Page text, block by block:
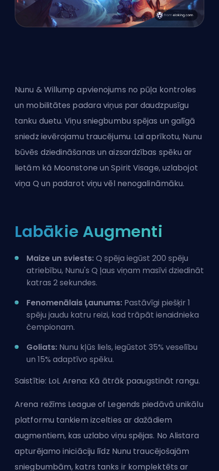
Nunu & Willump apvienojums no pūļa kontroles
un mobilitātes padara viņus par daudzpusīgu
tanku duetu. Viņu sniegbumbu spējas un galīgā
sniedz ievērojamu traucējumu. Lai aprīkotu, Nunu
būvēs dziedināšanas un aizsardzības spēku ar
lietām kā Moonstone un Spirit Visage, uzlabojot
viņa Q un padarot viņu vēl nenogalināmāku.
Labākie Augmenti
Maize un sviests:Q spēja iegūst 200 spēju
atriebību, Nunu's Q ļaus viņam masīvi dziedināt
katras 2 sekundes.
Fenomenālais Ļaunums: Pastāvīgi piešķir 1
spēju jaudu katru reizi, kad trāpāt ienaidnieka
čempionam.
Goliats: Nunu kļūs liels, iegūstot 35% veselību
un 15% adaptīvo spēku.
Saistītie: LoL Arena: Kā ātrāk paaugstināt rangu.
Arena režīms League of Legends piedāvā unikālu
platformu tankiem izcelties ar dažādiem
augmentiem, kas uzlabo viņu spējas. No Alistara
apturējamo iniciāciju līdz Nunu traucējošajām
sniegbumbām, katrs tanks ir komplektēts ar